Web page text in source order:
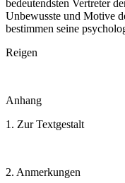
bedeutendsten Vertreter
Unbewusste und Motive
bestimmen seine
Reigen
Anhang
1. Zur Textgestalt
2. Anmerkungen